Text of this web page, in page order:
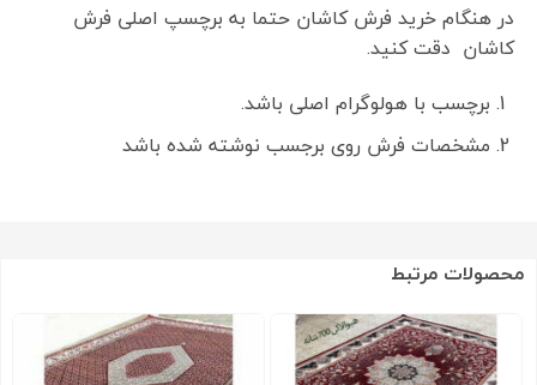
در هنگام خرید فرش کاشان حتما به برچسپ اصلی فرش
کاشان دقت کنید.
برچسب با هولوگرام اصلی باشد.
مشخصات فرش روی برجسب نوشته شده باشد
محصولات مرتبط